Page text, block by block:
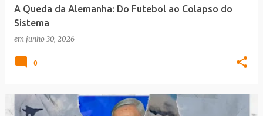
A Queda da Alemanha: Do Futebol ao Colapso do
Sistema
em junho 30, 2026
0